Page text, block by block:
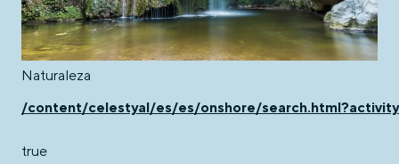
Naturaleza
/content/celestyal/es/es/onshore/
true